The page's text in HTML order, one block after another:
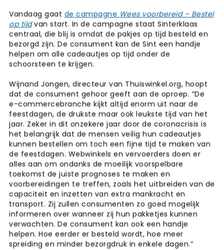
Vandaag gaat de campagne Wees voorbereid – Bestel
op tijdvan start. In de campagne staat Sinterklaas
centraal, die blij is omdat de pakjes op tijd besteld en
bezorgd zijn. De consument kan de Sint een handje
helpen om alle cadeautjes op tijd onder de
schoorsteen te krijgen.
Wijnand Jongen, directeur van Thuiswinkel.org, hoopt
dat de consument gehoor geeft aan de oproep. “De
e-commercebranche kijkt altijd enorm uit naar de
feestdagen, de drukste maar ook leukste tijd van het
jaar. Zeker in dit onzekere jaar door de coronacrisis is
het belangrijk dat de mensen veilig hun cadeautjes
kunnen bestellen om toch een fijne tijd te maken van
de feestdagen. Webwinkels en vervoerders doen er
alles aan om ondanks de moeilijk voorspelbare
toekomst de juiste prognoses te maken en
voorbereidingen te treffen, zoals het uitbreiden van de
capaciteit en inzetten van extra mankracht en
transport. Zij zullen consumenten zo goed mogelijk
informeren over wanneer zij hun pakketjes kunnen
verwachten. De consument kan ook een handje
helpen. Hoe eerder er besteld wordt, hoe meer
spreiding en minder bezorgdruk in enkele dagen.”